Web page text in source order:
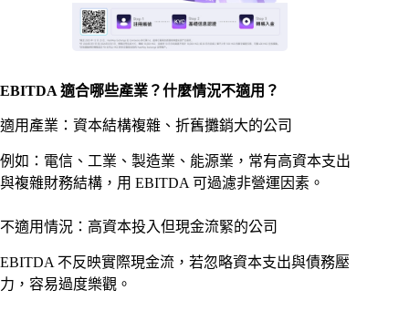
EBITDA 適合哪些產業？什麼情況不適用？
適用產業：資本結構複雜、折舊攤銷大的公司
例如：電信、工業、製造業、能源業，常有高資本支出
與複雜財務結構，用 EBITDA 可過濾非營運因素。
不適用情況：高資本投入但現金流緊的公司
EBITDA 不反映實際現金流，若忽略資本支出與債務壓
力，容易過度樂觀。